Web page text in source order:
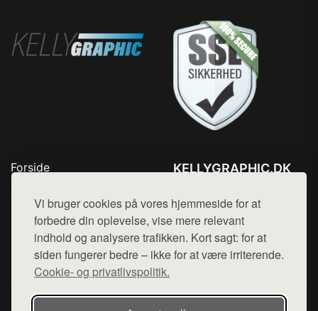
Vi bruger cookies på vores hjemmeside for at
forbedre din oplevelse, vise mere relevant
indhold og analysere trafikken. Kort sagt: for at
siden fungerer bedre – ikke for at være irriterende.
Cookie- og privatlivspolitik.
Forside
Top Rabatter
Blog
Kontakt
KELLYGRAPHIC.DK
Mail: hej@want.dk
Cookie- og privatlivspolitik